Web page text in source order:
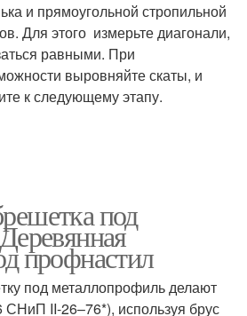
и прямоугольной стропильной
Для этого измерьте диагонали,
равными. При
выровняйте скаты, и
к следующему этапу.
под
профнастил
под металлопрофиль делают
СНиП II-26–76*), используя брус